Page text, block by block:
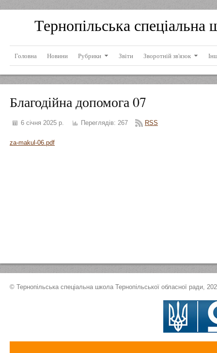
Тернопільська спеціальна
Головна Новини Рубрики Звіти Зворотній зв'язок
Благодійна допомога 07
6 січня 2025 р. Переглядів: 267 RSS
za-makul-06.pdf
© Тернопільська спеціальна школа Тернопільської обласної ради,